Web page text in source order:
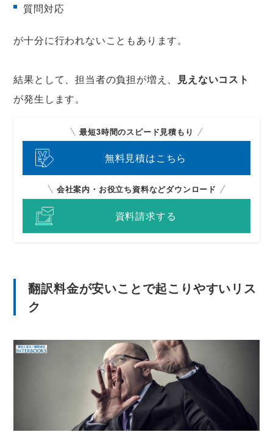
質問対応
が十分に行われないこともあります。
結果として、担当者の負担が増え、
見えないコスト
が発生します。
最短3時間のスピード見積もり
無料見積はこちら
会社案内・お役立ち資料などダウンロード
資料請求する
翻訳料金が安いことで起こりやすいリス
ク